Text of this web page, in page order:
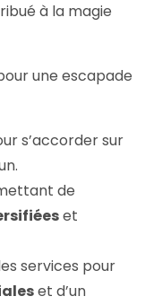
à la magie
une escapade
s’accorder sur
de
et
services pour
et d’un